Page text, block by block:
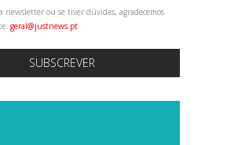
newsletter ou se tiver dúvidas, agradecemos
geral@justnews.pt
SUBSCREVER